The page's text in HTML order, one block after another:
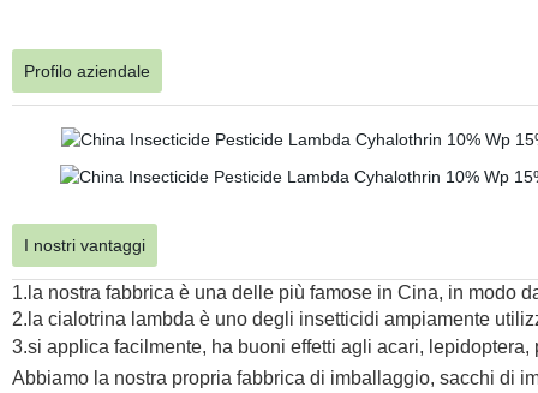
Profilo aziendale
I nostri vantaggi
1.la nostra fabbrica è una delle più famose in Cina, in modo
2.la cialotrina lambda è uno degli insetticidi ampiamente
3.si applica facilmente, ha buoni effetti agli acari, lepidoptera,
Abbiamo la nostra propria fabbrica di imballaggio, sacchi di